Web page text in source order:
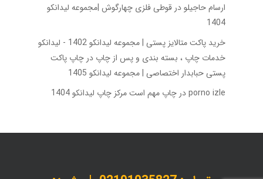
ارسام حاجیلودر قوطی فلزی چهارگوش |مجموعه لیدانکو
1404
خرید پاکت متالایز پستی | مجموعه لیدانکو 1402 - لیدانکو
خدمات چاپ ، بسته بندی و پس از چاپ در چاپ پاکت
پستی حبابدار اختصاصی | مجموعه لیدانکو 1405
porno izleدر چاپ مهم است مرکز چاپ لیدانکو 1404